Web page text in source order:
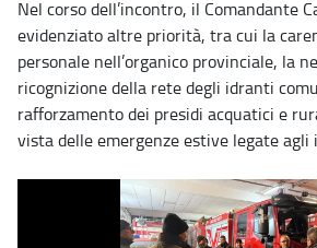
Nel corso dell’incontro, il Comandante
evidenziato altre priorità, tra cui la
personale nell’organico provinciale, la
ricognizione della rete degli idranti
rafforzamento dei presidi acquatici e
vista delle emergenze estive legate agli